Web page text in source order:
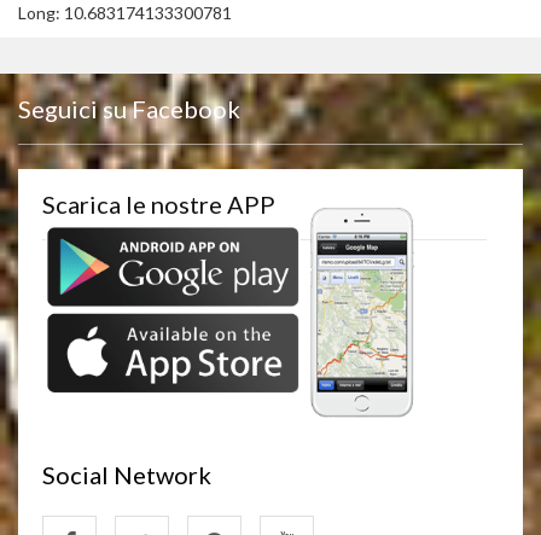
Long: 10.683174133300781
Seguici su Facebook
Scarica le nostre APP
Social Network